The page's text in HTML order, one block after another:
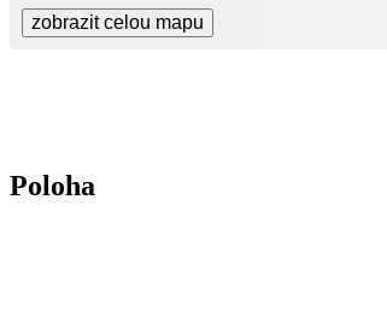
zobrazit celou mapu
Poloha